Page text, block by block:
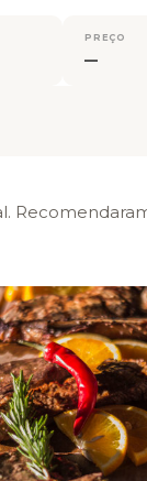
PREÇO
—